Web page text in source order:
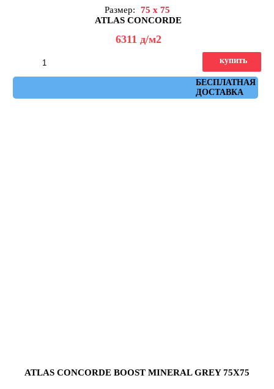
Размер:
75 x 75
ATLAS CONCORDE
6311 д/м2
БЕСПЛАТНАЯ
ДОСТАВКА
купить
ATLAS CONCORDE BOOST MINERAL GREY 75X75